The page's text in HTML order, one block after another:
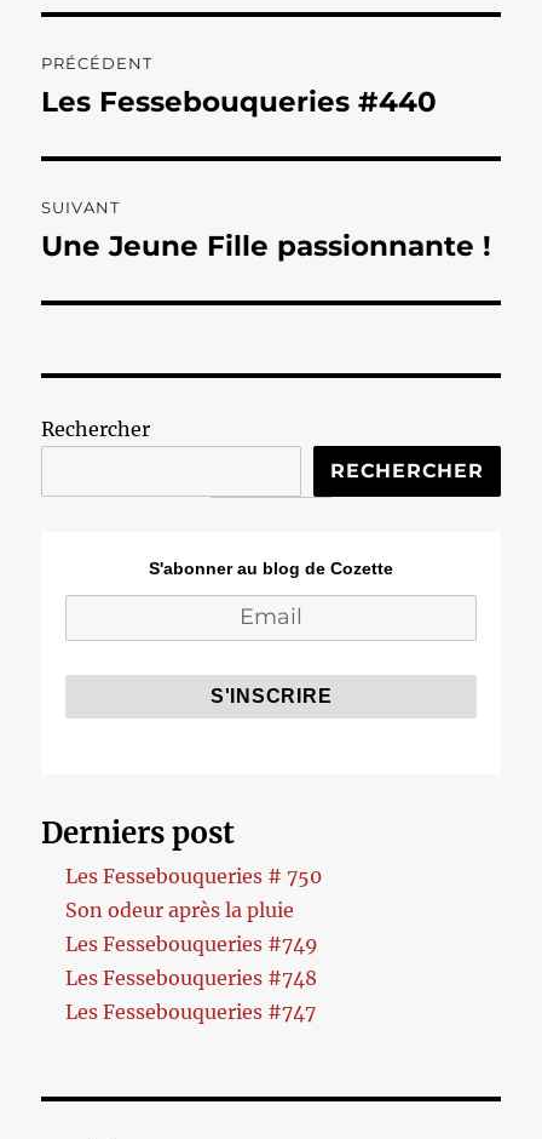
de
PRÉCÉDENT
Publication
Les Fessebouqueries #440
SUIVANT
Publication
Une Jeune Fille passionnante !
Rechercher
RECHERCHER
S'abonner au blog de Cozette
Derniers post
Les Fessebouqueries # 750
Son odeur après la pluie
Les Fessebouqueries #749
Les Fessebouqueries #748
Les Fessebouqueries #747